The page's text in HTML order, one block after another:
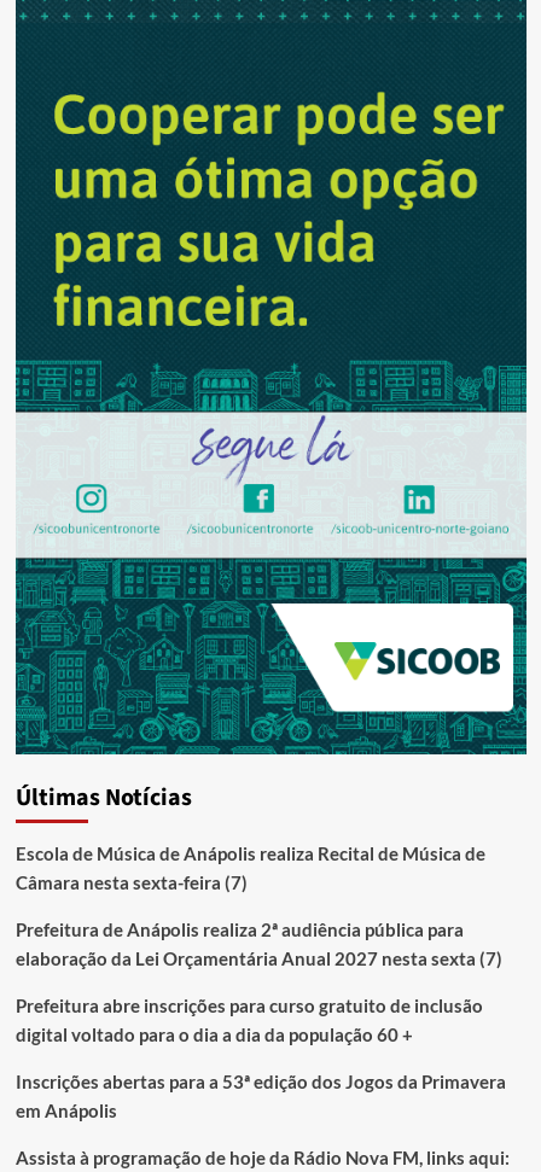
Últimas Notícias
Escola de Música de Anápolis realiza Recital de Música de
Câmara nesta sexta-feira (7)
Prefeitura de Anápolis realiza 2ª audiência pública para
elaboração da Lei Orçamentária Anual 2027 nesta sexta (7)
Prefeitura abre inscrições para curso gratuito de inclusão
digital voltado para o dia a dia da população 60 +
Inscrições abertas para a 53ª edição dos Jogos da Primavera
em Anápolis
Assista à programação de hoje da Rádio Nova FM, links aqui: